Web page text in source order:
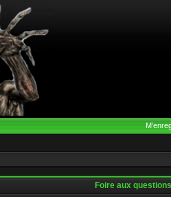
Foire aux